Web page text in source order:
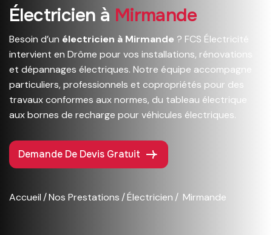
Électricien à Mirmande
Besoin d’un électricien à Mirmande ? FCS Électricité
intervient en Drôme pour vos installations, rénovations
et dépannages électriques. Notre équipe accompagne
particuliers, professionnels et copropriétés pour des
travaux conformes aux normes, du tableau électrique
aux bornes de recharge pour véhicules électriques.
Demande De Devis Gratuit
Accueil Nos Prestations Électricien Mirmande